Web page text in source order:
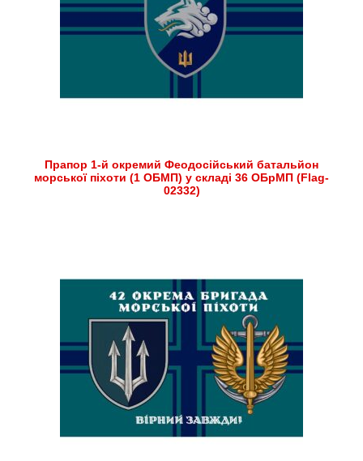
Прапор 1-й окремий Феодосійський батальйон
морської піхоти (1 ОБМП) у складі 36 ОБрМП (Flag-
02332)